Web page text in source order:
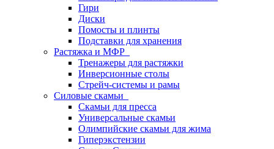
Гири
Диски
Помосты и плинты
Подставки для хранения
Растяжка и МФР
Тренажеры для растяжки
Инверсионные столы
Стрейч-системы и рамы
Силовые скамьи
Скамьи для пресса
Универсальные скамьи
Олимпийские скамьи для жима
Гиперэкстензии